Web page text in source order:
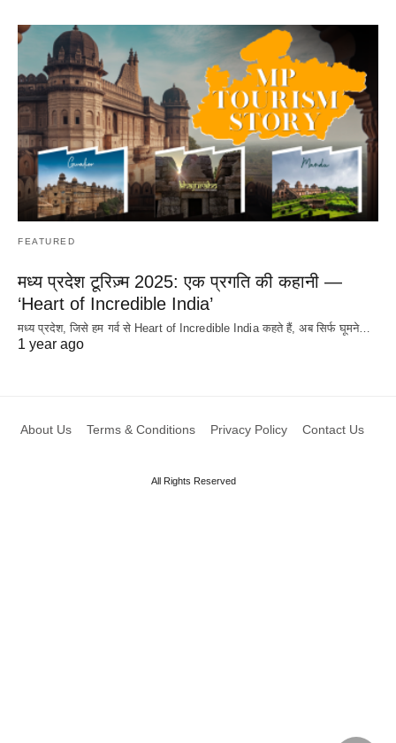
FEATURED
मध्य प्रदेश टूरिज़्म 2025: एक प्रगति की कहानी —
‘Heart of Incredible India’
मध्य प्रदेश, जिसे हम गर्व से Heart of Incredible India कहते हैं, अब सिर्फ घूमने…
1 year ago
About Us Terms & Conditions Privacy Policy Contact Us
All Rights Reserved